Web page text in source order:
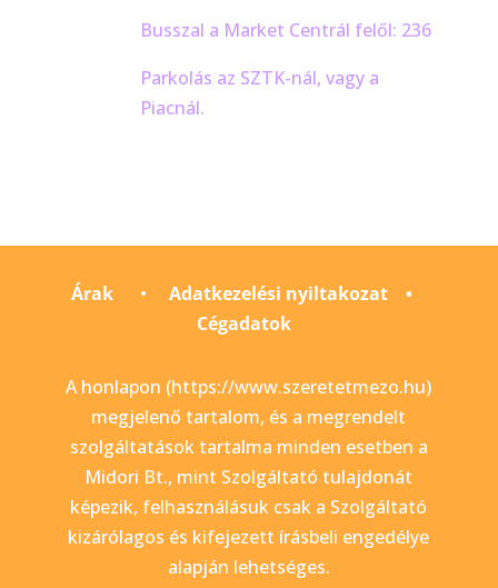
Busszal a Market Centrál felől: 236
Parkolás az SZTK-nál, vagy a
Piacnál.
Árak • Adatkezelési nyiltakozat •
Cégadatok
A honlapon (https://www.szeretetmezo.hu)
megjelenő tartalom, és a megrendelt
szolgáltatások tartalma minden esetben a
Midori Bt., mint Szolgáltató tulajdonát
képezik, felhasználásuk csak a Szolgáltató
kizárólagos és kifejezett írásbeli engedélye
alapján lehetséges.